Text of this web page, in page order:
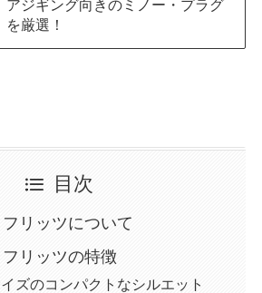
アジギング向きのミノー・プラグ
を厳選！
目次
リッツについて
リッツの特徴
ズのコンパクトなシルエット